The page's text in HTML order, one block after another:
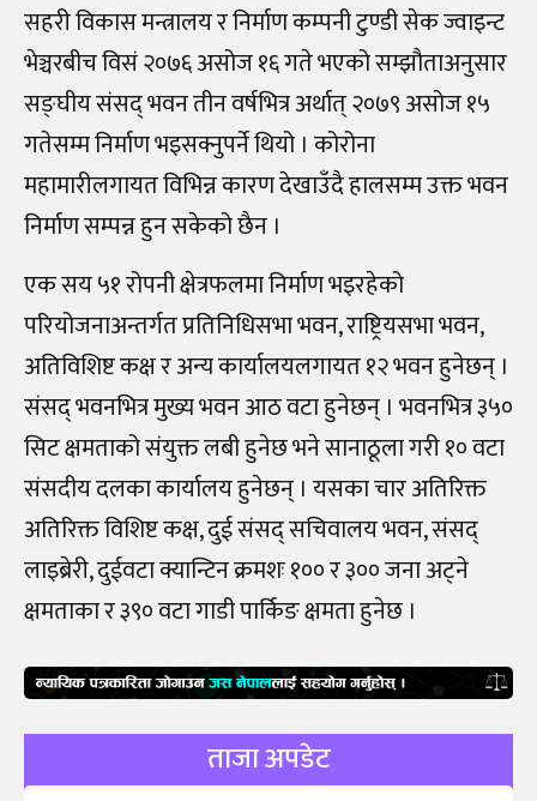
सहरी विकास मन्त्रालय र निर्माण कम्पनी टुण्डी सेक ज्वाइन्ट
भेञ्चरबीच विसं २०७६ असोज १६ गते भएको सम्झौताअनुसार
सङ्घीय संसद् भवन तीन वर्षभित्र अर्थात् २०७९ असोज १५
गतेसम्म निर्माण भइसक्नुपर्ने थियो । कोरोना
महामारीलगायत विभिन्न कारण देखाउँदै हालसम्म उक्त भवन
निर्माण सम्पन्न हुन सकेको छैन ।
एक सय ५१ रोपनी क्षेत्रफलमा निर्माण भइरहेको
परियोजनाअन्तर्गत प्रतिनिधिसभा भवन, राष्ट्रियसभा भवन,
अतिविशिष्ट कक्ष र अन्य कार्यालयलगायत १२ भवन हुनेछन् ।
संसद् भवनभित्र मुख्य भवन आठ वटा हुनेछन् । भवनभित्र ३५०
सिट क्षमताको संयुक्त लबी हुनेछ भने सानाठूला गरी १० वटा
संसदीय दलका कार्यालय हुनेछन् । यसका चार अतिरिक्त
अतिरिक्त विशिष्ट कक्ष, दुई संसद् सचिवालय भवन, संसद्
लाइब्रेरी, दुईवटा क्यान्टिन क्रमशः १०० र ३०० जना अट्ने
क्षमताका र ३९० वटा गाडी पार्किङ क्षमता हुनेछ ।
ताजा अपडेट